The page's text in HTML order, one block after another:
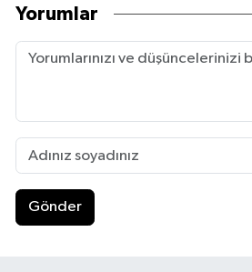
Yorumlar
Gönder